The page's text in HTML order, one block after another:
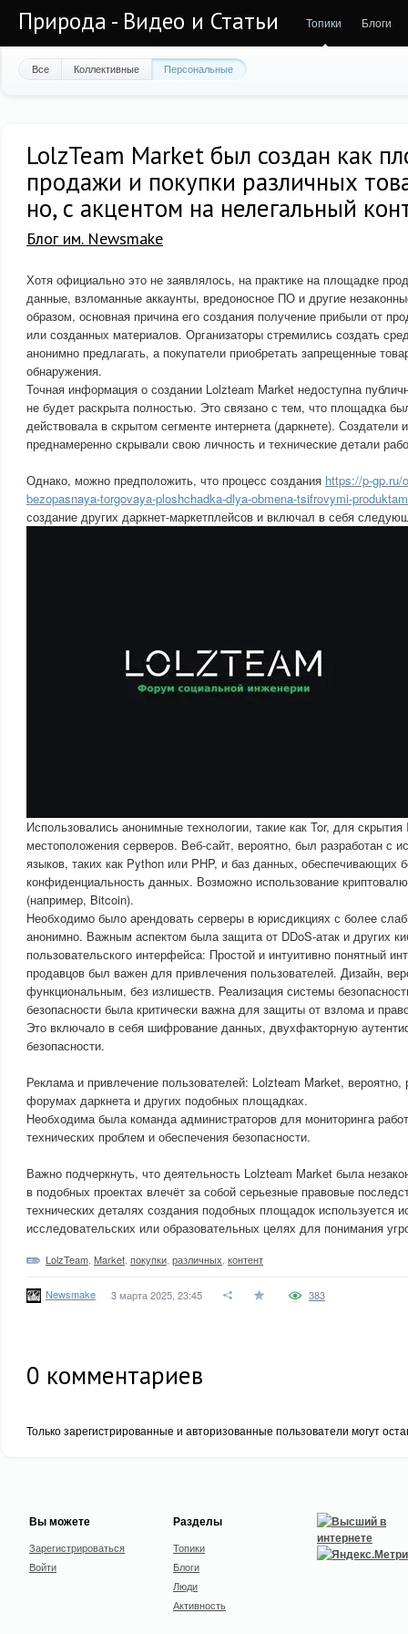
Природа - Видео и Статьи Топики Блоги
Все Коллективные Персональные
LolzTeam Market был создан как
продажи и покупки различных
но, с акцентом на нелегальный
Блог им. Newsmake
Хотя официально это не заявлялось, на практике на площадке
данные, взломанные аккаунты, вредоносное ПО и другие
образом, основная причина его создания получение прибыли от
или созданных материалов. Организаторы стремились создать
анонимно предлагать, а покупатели приобретать запрещенные
обнаружения.
Точная информация о создании Lolzteam Market недоступна
не будет раскрыта полностью. Это связано с тем, что площадка
действовала в скрытом сегменте интернета (даркнете). Создатели
преднамеренно скрывали свою личность и технические детали
Однако, можно предположить, что процесс создания https://p-gp.ru/
bezopasnaya-torgovaya-ploshchadka-dlya-obmena-tsifrovymi-
создание других даркнет-маркетплейсов и включал в себя
Использовались анонимные технологии, такие как Tor, для скрытия
местоположения серверов. Веб-сайт, вероятно, был разработан с
языков, таких как Python или PHP, и баз данных, обеспечивающих
конфиденциальность данных. Возможно использование
(например, Bitcoin).
Необходимо было арендовать серверы в юрисдикциях с более
анонимно. Важным аспектом была защита от DDoS-атак и других
пользовательского интерфейса: Простой и интуитивно понятный
продавцов был важен для привлечения пользователей. Дизайн,
функциональным, без излишеств. Реализация системы
безопасности была критически важна для защиты от взлома и
Это включало в себя шифрование данных, двухфакторную
безопасности.
Реклама и привлечение пользователей: Lolzteam Market, вероятно,
форумах даркнета и других подобных площадках.
Необходима была команда администраторов для мониторинга
технических проблем и обеспечения безопасности.
Важно подчеркнуть, что деятельность Lolzteam Market была
в подобных проектах влечёт за собой серьезные правовые
технических деталях создания подобных площадок используется
исследовательских или образовательных целях для понимания
LolzTeam Market покупки различных контент
Newsmake 3 марта 2025, 23:45 383
0 комментариев
Только зарегистрированные и авторизованные пользователи могут
Вы можете
Зарегистрироваться
Войти
Разделы
Топики
Блоги
Люди
Активность